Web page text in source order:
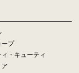
ープ
・キューティ